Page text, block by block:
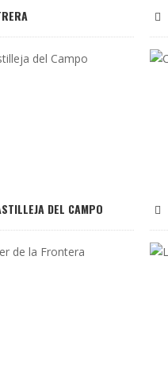
DEL CAMPO